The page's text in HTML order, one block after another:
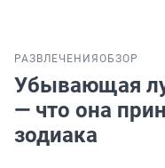
РАЗВЛЕЧЕНИЯ ОБЗОР
Убывающая
— что она
зодиака